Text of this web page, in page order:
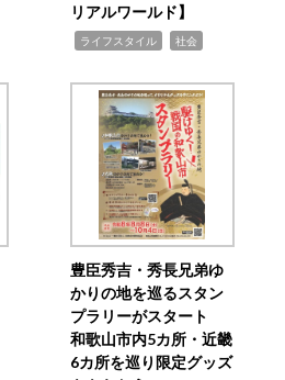
リアルワールド】
ライフスタイル 社会
豊臣秀吉・秀長兄弟ゆ
かりの地を巡るスタン
プラリーがスタート
和歌山市内5カ所・近畿
6カ所を巡り限定グッズ